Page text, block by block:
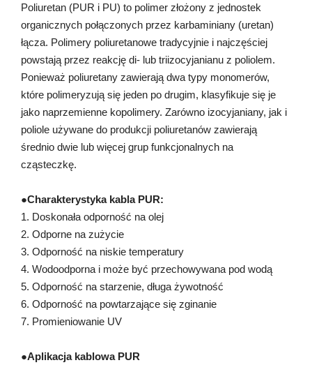
Poliuretan (PUR i PU) to polimer złożony z jednostek
organicznych połączonych przez karbaminiany (uretan)
łącza. Polimery poliuretanowe tradycyjnie i najczęściej
powstają przez reakcję di- lub triizocyjanianu z poliolem.
Ponieważ poliuretany zawierają dwa typy monomerów,
które polimeryzują się jeden po drugim, klasyfikuje się je
jako naprzemienne kopolimery. Zarówno izocyjaniany, jak i
poliole używane do produkcji poliuretanów zawierają
średnio dwie lub więcej grup funkcjonalnych na
cząsteczkę.
●Charakterystyka kabla PUR:
1. Doskonała odporność na olej
2. Odporne na zużycie
3. Odporność na niskie temperatury
4. Wodoodporna i może być przechowywana pod wodą
5. Odporność na starzenie, długa żywotność
6. Odporność na powtarzające się zginanie
7. Promieniowanie UV
●Aplikacja kablowa PUR